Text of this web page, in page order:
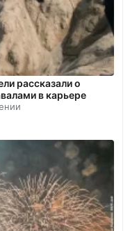
рассказали о
в карьере